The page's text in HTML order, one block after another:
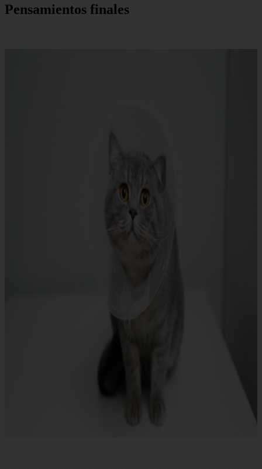
Pensamientos finales